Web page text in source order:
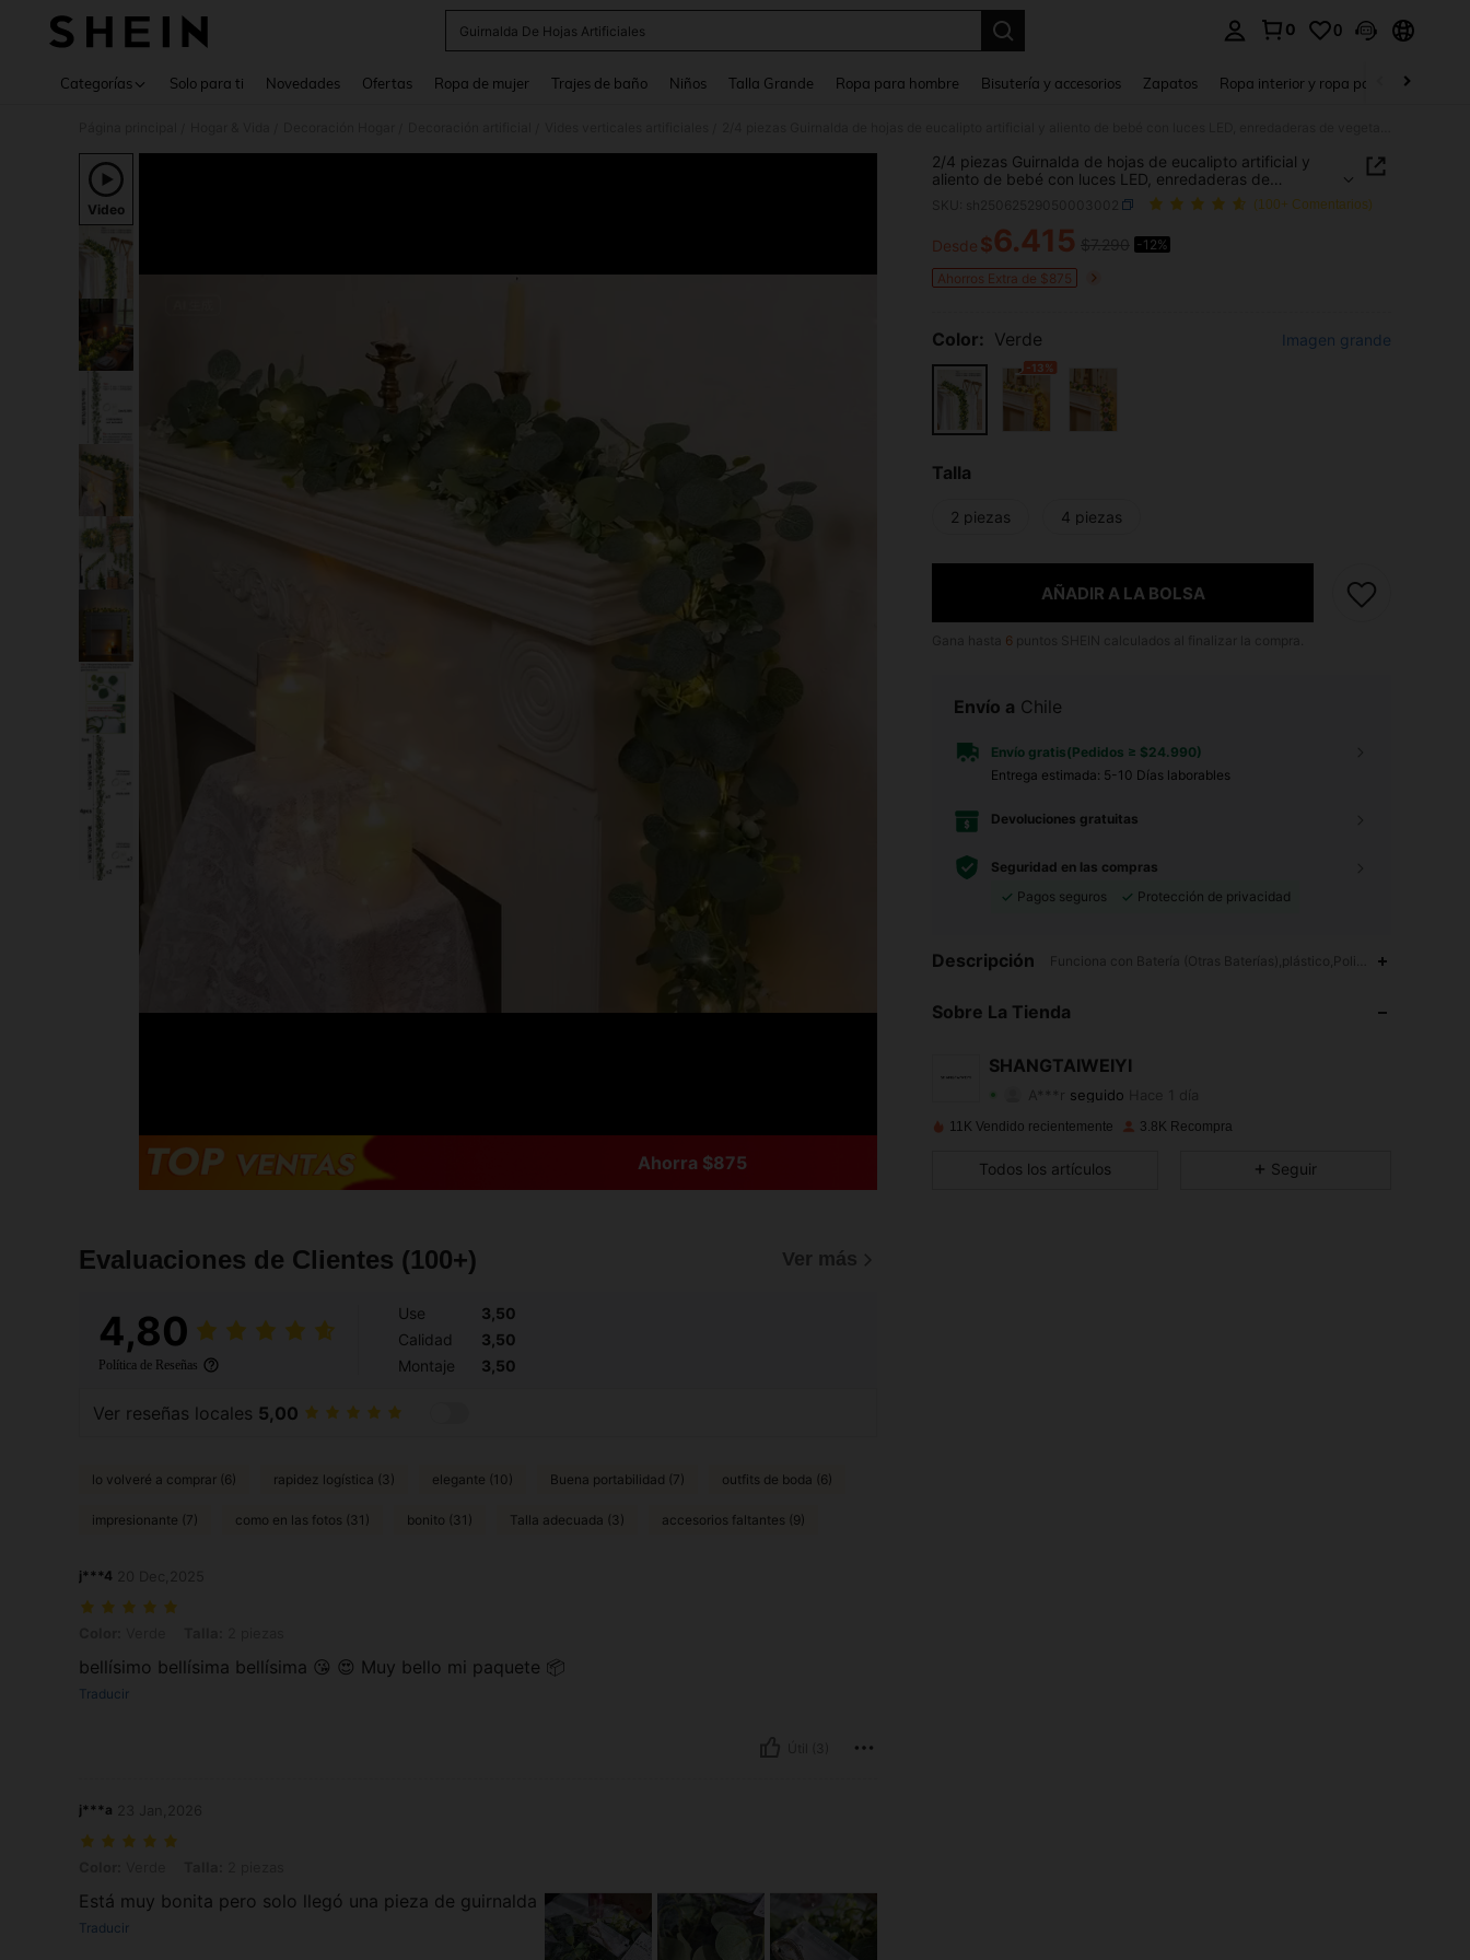
Guirnalda De Hojas Artificiales
0 0
Categorías Solo para ti Novedades Ofertas Ropa de mujer Trajes de baño Niños Talla Grande Ropa para hombre Bisutería y accesorios Zapatos Ropa interior y ropa para dormir
Video
Ahorra $875
Evaluaciones de Clientes (100+) Ver más
4,80
Política de Reseñas
Use
3,50
Calidad
3,50
Montaje
3,50
Ver reseñas locales 5,00
lo volveré a comprar (6) rapidez logística (3) elegante (10) Buena portabilidad (7) outfits de boda (6)
impresionante (7) como en las fotos (31) bonito (31) Talla adecuada (3) accesorios faltantes (9)
j***4
bellísimo bellísima bellísima 😘 😍 Muy bello mi paquete 📦
Traducir
j***a
Está muy bonita pero solo llegó una pieza de guirnalda
Traducir
2/4 piezas Guirnalda de hojas de eucalipto artificial y
aliento de bebé con luces LED, enredaderas de
vegetación artificial, adecuadas para habitación,
dormitorio, mesa de comedor, jardín, aniversario, fiesta
de boda, Día de San Valentín, Día de la Madre,
decoración del hogar para todas las estaciones
(100+ Comentarios)
PRICE AND AVAILABILITY
Desde $6.415 -12%
Ahorros Extra de $875
Color: Verde Imagen grande
-13%
Talla
2 piezas 4 piezas
AÑADIR A LA BOLSA
6
Envío a Chile
Envío gratis(Pedidos ≥ $24.990)
Entrega estimada: 5-10 Días laborables
Devoluciones gratuitas
Seguridad en las compras
Pagos seguros
Protección de privacidad
Descripción Funciona con Batería (Otras Baterías),plástico,Poliéster,Polietileno
Sobre La Tienda
SHANGTAIWEIYI
4,90 Calificación 49
11K Vendido recientemente 3.8K Recompra
Todos los artículos Seguir